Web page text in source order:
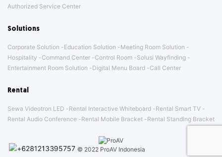
Authorized Service Center
Solutions
Corporate Solution Education Solution
Meeting Room Solution
Hospitality
Command Center Control Room
Solusi Wayfinding
Entertainment Room Solution
Digital Menu Board Call Center
Rental
Sewa Videotron LED Rental Interactive Whiteboard
Rental Smart TV
Rental Audio Conference
Rental Mobile Bracket Rental Standing Bracket
© 2022 ProAV Indonesia